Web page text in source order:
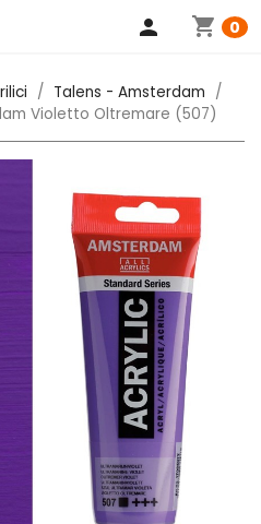
shopping_cart 0
person
Talens - Amsterdam
Violetto Oltremare (507)